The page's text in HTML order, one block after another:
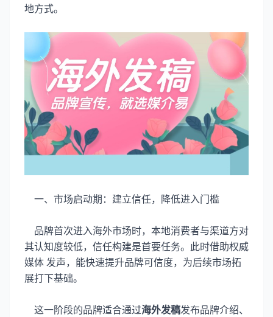
地方式。
一、市场启动期：建立信任，降低进入门槛
品牌首次进入海外市场时，本地消费者与渠道方对
其认知度较低，信任构建是首要任务。此时借助权威
媒体 发声，能快速提升品牌可信度，为后续市场拓
展打下基础。
这一阶段的品牌适合通过海外发稿发布品牌介绍、